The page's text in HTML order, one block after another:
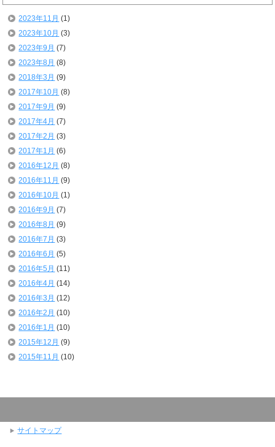
2023年11月 (1)
2023年10月 (3)
2023年9月 (7)
2023年8月 (8)
2018年3月 (9)
2017年10月 (8)
2017年9月 (9)
2017年4月 (7)
2017年2月 (3)
2017年1月 (6)
2016年12月 (8)
2016年11月 (9)
2016年10月 (1)
2016年9月 (7)
2016年8月 (9)
2016年7月 (3)
2016年6月 (5)
2016年5月 (11)
2016年4月 (14)
2016年3月 (12)
2016年2月 (10)
2016年1月 (10)
2015年12月 (9)
2015年11月 (10)
サイトマップ